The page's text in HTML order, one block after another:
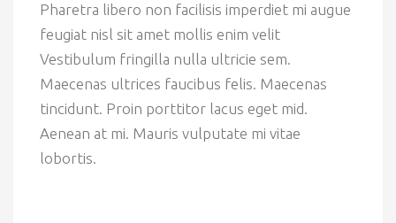
Pharetra libero non facilisis imperdiet mi augue
feugiat nisl sit amet mollis enim velit
Vestibulum fringilla nulla ultricie sem.
Maecenas ultrices faucibus felis. Maecenas
tincidunt. Proin porttitor lacus eget mid.
Aenean at mi. Mauris vulputate mi vitae
lobortis.